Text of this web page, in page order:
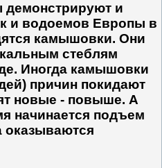
демонстрируют и
и водоемов Европы в
камышовки. Они
стеблям
Иногда камышовки
причин покидают
новые - повыше. А
начинается подъем
оказываются